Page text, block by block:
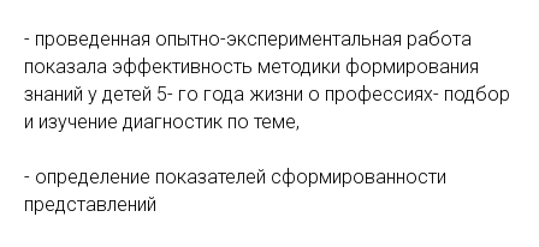
- проведенная опытно-экспериментальная работа
показала эффективность методики формирования
знаний у детей 5- го года жизни о профессиях- подбор
и изучение диагностик по теме,
- определение показателей сформированности
представлений